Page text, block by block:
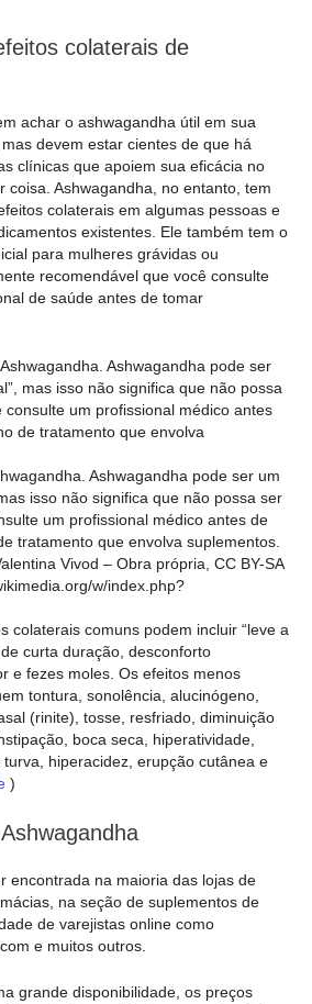
colaterais de
achar o ashwagandha útil em sua
devem estar cientes de que há
clínicas que apoiem sua eficácia no
coisa. Ashwagandha, no entanto, tem
colaterais em algumas pessoas e
existentes. Ele também tem o
para mulheres grávidas ou
recomendável que você consulte
de saúde antes de tomar
Ashwagandha pode ser um
isso não significa que não possa ser
um profissional médico antes de
tratamento que envolva suplementos.
Vivod – Obra própria, CC BY-SA
w/index.php?
colaterais comuns podem incluir “leve a
curta duração, desconforto
e fezes moles. Os efeitos menos
tontura, sonolência, alucinógeno,
(rinite), tosse, resfriado, diminuição
boca seca, hiperatividade,
hiperacidez, erupção cutânea e
)
encontrada na maioria das lojas de
na seção de suplementos de
de varejistas online como
e muitos outros.
grande disponibilidade, os preços